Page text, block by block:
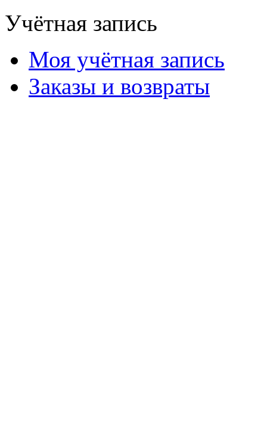
Учётная запись
Моя учётная запись
Заказы и возвраты